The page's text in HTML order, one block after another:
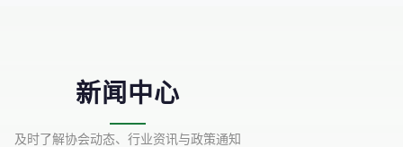
新闻中心
及时了解协会动态、行业资讯与政策通知